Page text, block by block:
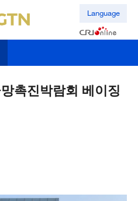
Language
촉진박람회 베이징